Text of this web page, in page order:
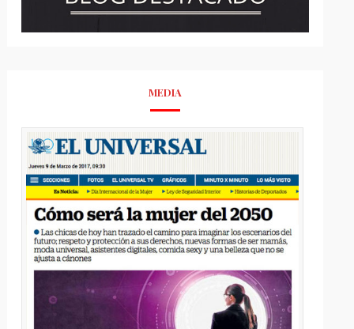
MEDIA